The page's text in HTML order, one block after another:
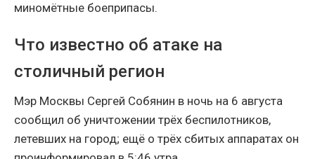
миномётные боеприпасы.
Что известно об атаке на
столичный регион
Мэр Москвы Сергей Собянин в ночь на 6 августа
сообщил об уничтожении трёх беспилотников,
летевших на город; ещё о трёх сбитых аппаратах он